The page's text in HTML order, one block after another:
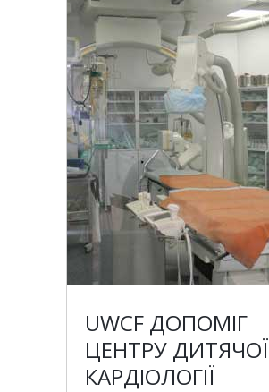
UWCF ДОПОМІГ
ЦЕНТРУ ДИТЯЧОЇ
КАРДІОЛОГІЇ